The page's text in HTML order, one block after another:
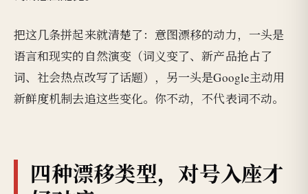
把这几条拼起来就清楚了：意图漂移的动力，一头是
语言和现实的自然演变（词义变了、新产品抢占了
词、社会热点改写了话题），另一头是Google主动用
新鲜度机制去追这些变化。你不动，不代表词不动。
四种漂移类型，对号入座才